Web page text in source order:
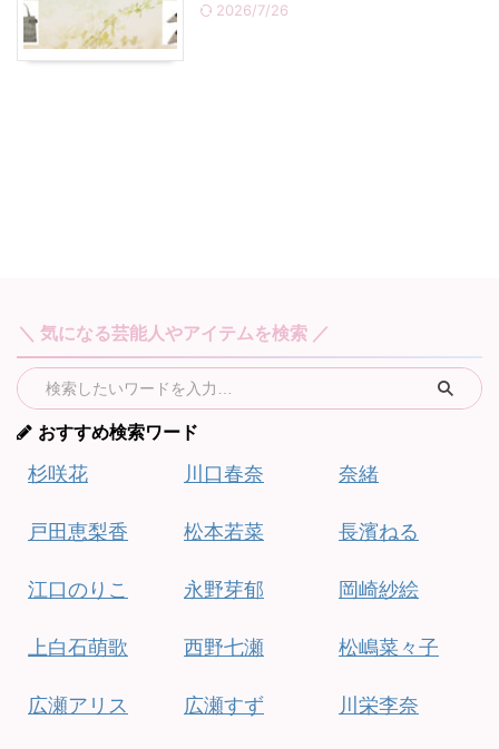
2026/7/26
＼ 気になる芸能人やアイテムを検索 ／
おすすめ検索ワード
杉咲花
戸田恵梨香
江口のりこ
上白石萌歌
広瀬アリス
川口春奈
松本若菜
永野芽郁
西野七瀬
広瀬すず
奈緒
長濱ねる
岡崎紗絵
松嶋菜々子
川栄李奈